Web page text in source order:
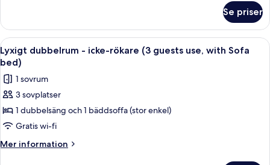
Deluxe
icke-
rökare
Se priser
Öppna
alla
foton
för
Lyxigt
dubbelrum
-
icke-
Ett hotellrum med två sängar, ett
4
Lyxigt dubbelrum - icke-rökare (3 guests use, with Sofa
bed)
1 sovrum
3 sovplatser
1 dubbelsäng och 1 bäddsoffa (stor enkel)
Gratis wi-fi
Mer information
Mer